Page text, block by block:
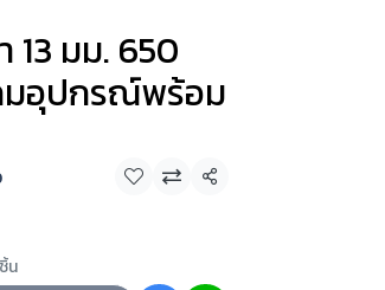
13 มม. 650
มอุปกรณ์พร้อม
แชร์
น